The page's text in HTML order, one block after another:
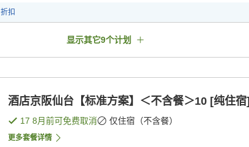
折扣
显示其它9个计划
酒店京阪仙台【标准方案】＜不含餐＞10 [纯住宿]
17 8月前可免费取消 仅住宿（不含餐）
更多套餐详情